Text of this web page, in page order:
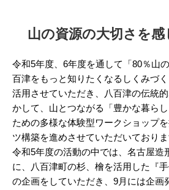
山の資源の大切さを感
令和5年度、6年度を通して「80％山
百津をもっと知りたくなるしくみづ
活用させていただき、八百津の伝統
かして、山とつながる「豊かな暮ら
ための多様な体験型ワークショップ
ツ構築を進めさせていただいておりま
令和5年度の活動の中では、名古屋造
に、八百津町の杉、檜を活用した『
の企画をしていただき、9月には企画